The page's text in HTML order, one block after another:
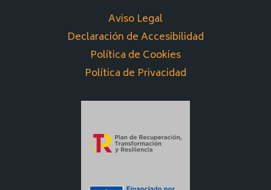
Aviso Legal
Declaración de Accesibilidad
Política de Cookies
Política de Privacidad